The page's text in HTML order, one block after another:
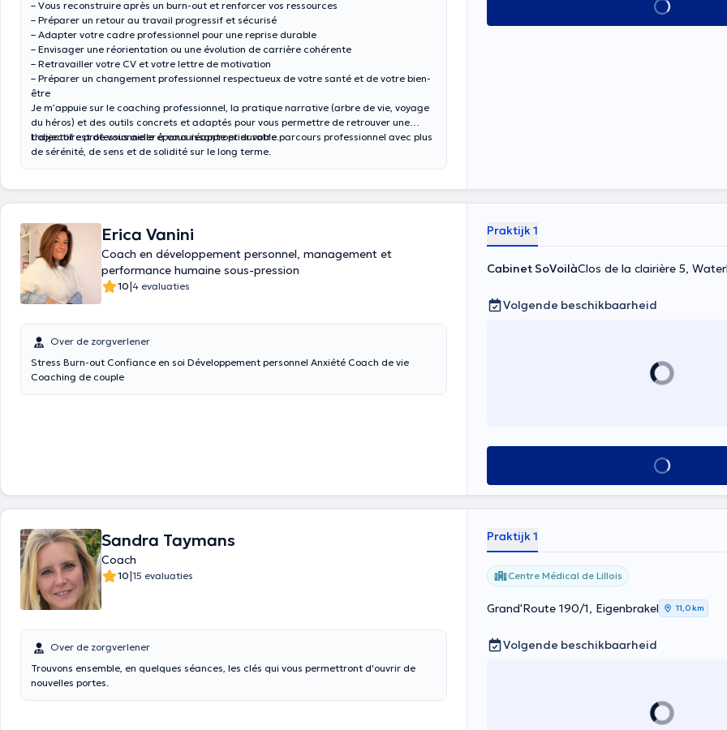
– Vous reconstruire après un burn-out et renforcer vos ressources
– Préparer un retour au travail progressif et sécurisé
– Adapter votre cadre professionnel pour une reprise durable
– Envisager une réorientation ou une évolution de carrière cohérente
– Retravailler votre CV et votre lettre de motivation
– Préparer un changement professionnel respectueux de votre santé et de votre bien-
être
Je m’appuie sur le coaching professionnel, la pratique narrative (arbre de vie, voyage
du héros) et des outils concrets et adaptés pour vous permettre de retrouver une
trajectoire professionnelle épanouissante et durable.
L’objectif est de vous aider à vous réapproprier votre parcours professionnel avec plus
de sérénité, de sens et de solidité sur le long terme.
Alles zien
Erica Vanini
Coach en développement personnel, management et
performance humaine sous-pression
10|4 evaluaties
Over de zorgverlener
Stress Burn-out Confiance en soi Développement personnel Anxiété Coach de vie
Coaching de couple
Praktijk 1
Cabinet SoVoilàClos de la clairière 5,
Volgende beschikbaarheid
Alles zien
Sandra Taymans
Coach
10|15 evaluaties
Over de zorgverlener
Trouvons ensemble, en quelques séances, les clés qui vous permettront d'ouvrir de
nouvelles portes.
Praktijk 1
Centre Médical de Lillois
Grand'Route 190/1, Eigenbrakel 11,0 km
Volgende beschikbaarheid